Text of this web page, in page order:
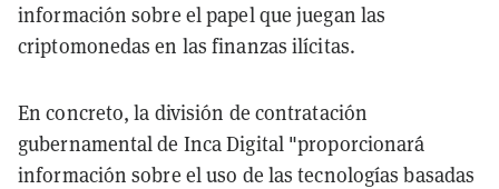
información sobre el papel que juegan las
criptomonedas en las finanzas ilícitas.
En concreto, la división de contratación
gubernamental de Inca Digital "proporcionará
información sobre el uso de las tecnologías basadas